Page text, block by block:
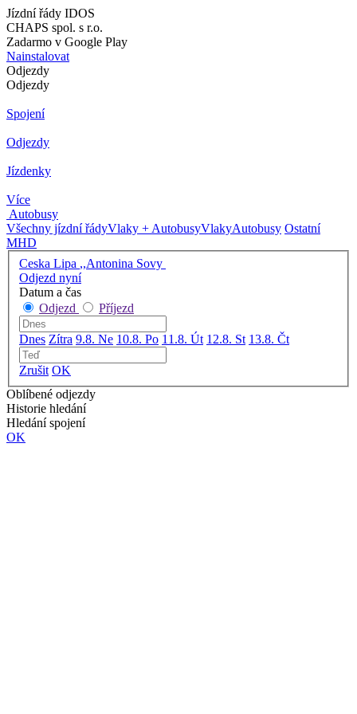
Jízdní řády IDOS
CHAPS spol. s r.o.
Zadarmo v Google Play
Nainstalovat
Odjezdy
Odjezdy
Spojení
Odjezdy
Jízdenky
Více
Autobusy
Všechny jízdní řádyVlaky + AutobusyVlakyAutobusy Ostatní
MHD
Ceska Lipa ,,Antonina Sovy
Odjezd nyní
Datum a čas
Odjezd
Příjezd
Dnes Zítra 9.8. Ne 10.8. Po 11.8. Út 12.8. St 13.8. Čt
Zrušit OK
Oblíbené odjezdy
Historie hledání
Hledání spojení
OK